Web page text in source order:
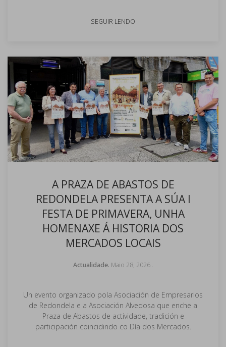
SEGUIR LENDO
A PRAZA DE ABASTOS DE
REDONDELA PRESENTA A SÚA I
FESTA DE PRIMAVERA, UNHA
HOMENAXE Á HISTORIA DOS
MERCADOS LOCAIS
Actualidade. Maio 28, 2026.
Un evento organizado pola Asociación de Empresarios
de Redondela e a Asociación Alvedosa que enche a
Praza de Abastos de actividade, tradición e
participación coincidindo co Día dos Mercados.